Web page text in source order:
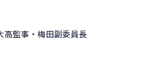
高監事・梅田副委員長